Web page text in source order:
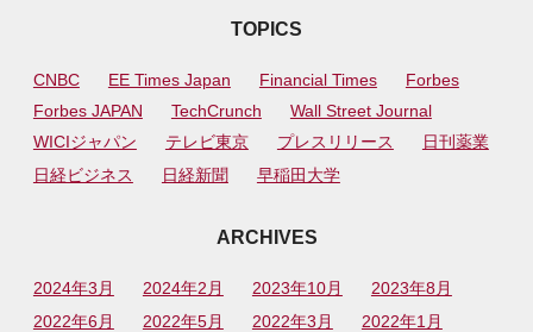
TOPICS
CNBC EE Times Japan Financial Times
Forbes
Forbes JAPAN
TechCrunch
Wall Street Journal
WICIジャパン
テレビ東京 プレスリリース
日刊薬業
日経ビジネス
日経新聞 早稲田大学
ARCHIVES
2024年3月 2024年2月 2023年10月
2023年8月
2022年6月
2022年5月 2022年3月
2022年1月